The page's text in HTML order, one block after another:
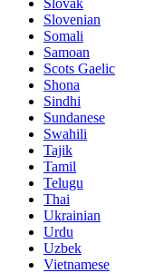
Slovenian
Somali
Samoan
Scots Gaelic
Shona
Sindhi
Sundanese
Swahili
Tajik
Tamil
Telugu
Thai
Ukrainian
Urdu
Uzbek
Vietnamese